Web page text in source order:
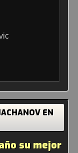
EN
su mejor